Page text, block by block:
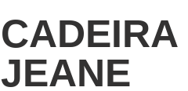
CADEIRA
JEANE